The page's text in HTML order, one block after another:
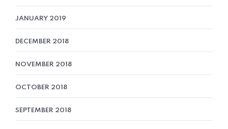
JANUARY 2019
DECEMBER 2018
NOVEMBER 2018
OCTOBER 2018
SEPTEMBER 2018